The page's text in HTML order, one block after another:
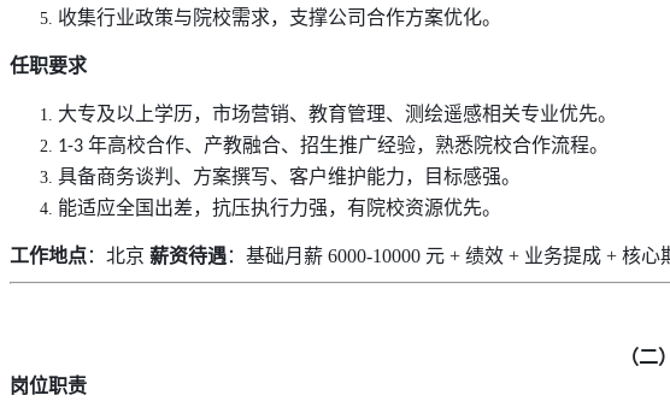
收集行业政策与院校需求，支撑公司合作方案优化。
任职要求
大专及以上学历，市场营销、教育管理、测绘遥感相关专业优先。
1-3 年高校合作、产教融合、招生推广经验，熟悉院校合作流程。
具备商务谈判、方案撰写、客户维护能力，目标感强。
能适应全国出差，抗压执行力强，有院校资源优先。
工作地点： 北京 薪资待遇：基础月薪 6000-10000 元 + 绩效 + 业务提成 + 核心
（
岗位职责